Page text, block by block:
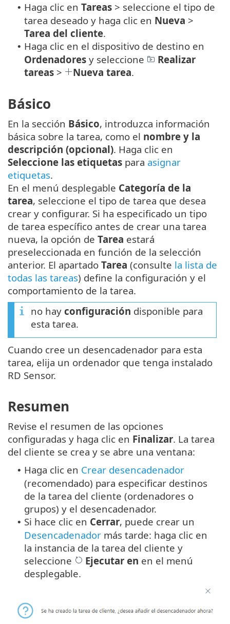
• Haga clic en Tareas > seleccione el tipo de
tarea deseado y haga clic en Nueva >
Tarea del cliente.
• Haga clic en el dispositivo de destino en
Ordenadores y seleccione
Realizar
tareas > Nueva tarea.
Básico
En la sección Básico, introduzca información
básica sobre la tarea, como el nombre y la
descripción (opcional). Haga clic en
Seleccione las etiquetas para asignar
etiquetas.
En el menú desplegable Categoría de la
tarea, seleccione el tipo de tarea que desea
crear y configurar. Si ha especificado un tipo
de tarea específico antes de crear una tarea
nueva, la opción de Tarea estará
preseleccionada en función de la selección
anterior. El apartado Tarea (consulte la lista de
todas las tareas) define la configuración y el
comportamiento de la tarea.
no hay configuración disponible para
esta tarea.
Cuando cree un desencadenador para esta
tarea, elija un ordenador que tenga instalado
RD Sensor.
Resumen
Revise el resumen de las opciones
configuradas y haga clic en Finalizar. La tarea
del cliente se crea y se abre una ventana:
• Haga clic en Crear desencadenador
(recomendado) para especificar destinos
de la tarea del cliente (ordenadores o
grupos) y el desencadenador.
• Si hace clic en Cerrar, puede crear un
Desencadenador más tarde: haga clic en
la instancia de la tarea del cliente y
seleccione
Ejecutar en en el menú
desplegable.